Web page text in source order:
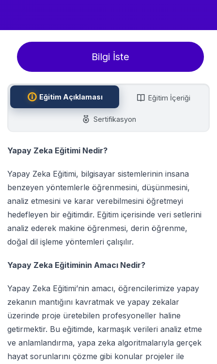
Bilgi İste
Eğitim Açıklaması Eğitim İçeriği
Sertifikasyon
Yapay Zeka Eğitimi Nedir?
Yapay Zeka Eğitimi, bilgisayar sistemlerinin insana
benzeyen yöntemlerle öğrenmesini, düşünmesini,
analiz etmesini ve karar verebilmesini öğretmeyi
hedefleyen bir eğitimdir. Eğitim içerisinde veri setlerini
analiz ederek makine öğrenmesi, derin öğrenme,
doğal dil işleme yöntemleri çalışılır.
Yapay Zeka Eğitiminin Amacı Nedir?
Yapay Zeka Eğitimi’nin amacı, öğrencilerimize yapay
zekanın mantığını kavratmak ve yapay zekalar
üzerinde proje üretebilen profesyoneller haline
getirmektir. Bu eğitimde, karmaşık verileri analiz etme
ve anlamlandırma, yapa zeka algoritmalarıyla gerçek
hayat sorunlarını çözme gibi konular projeler ile